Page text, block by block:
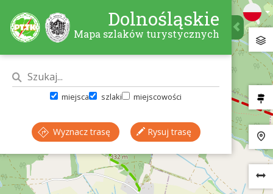
Dolnośląskie
Mapa szlaków turystycznych
miejsca szlaki miejscowości
Wyznacz trasę Rysuj trasę